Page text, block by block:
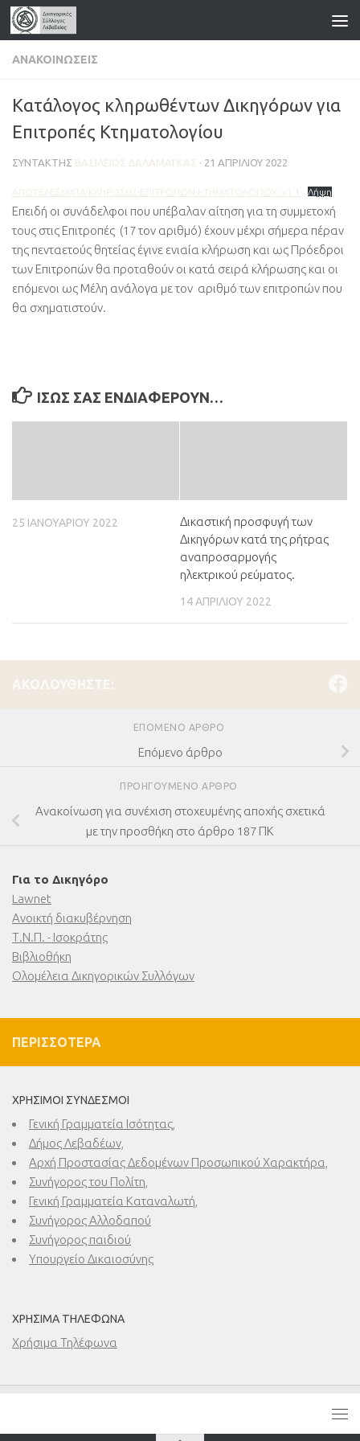
Skip to content
ΑΝΑΚΟΙΝΏΣΕΙΣ
Κατάλογος κληρωθέντων Δικηγόρων για
Επιτροπές Κτηματολογίου
ΣΥΝΤΆΚΤΗΣ ΒΑΣΊΛΕΙΟΣ ΔΑΛΑΜΆΓΚΑΣ · 21 ΑΠΡΙΛΊΟΥ 2022
ΑΠΟΤΕΛΕΣΜΑΤΑ-ΚΛΗΡΩΣΗΣ-ΕΠΙΤΡΟΠΩΝ-ΚΤΗΜΑΤΟΛΟΓΙΟΥ_v1.1 Λήψη
Επειδή οι συνάδελφοι που υπέβαλαν αίτηση για τη συμμετοχή
τους στις Επιτροπές (17 τον αριθμό) έχουν μέχρι σήμερα πέραν
της πενταετούς θητείας έγινε ενιαία κλήρωση και ως Πρόεδροι
των Επιτροπών θα προταθούν οι κατά σειρά κλήρωσης και οι
επόμενοι ως Μέλη ανάλογα με τον αριθμό των επιτροπών που
θα σχηματιστούν.
ΊΣΩΣ ΣΑΣ ΕΝΔΙΑΦΈΡΟΥΝ…
25 ΙΑΝΟΥΑΡΊΟΥ 2022
Δικαστική προσφυγή των
Δικηγόρων κατά της ρήτρας
αναπροσαρμογής
ηλεκτρικού ρεύματος.
14 ΑΠΡΙΛΊΟΥ 2022
ΑΚΟΛΟΥΘΉΣΤΕ:
ΕΠΌΜΕΝΟ ΆΡΘΡΟ
Επόμενο άρθρο
ΠΡΟΗΓΟΎΜΕΝΟ ΆΡΘΡΟ
Ανακοίνωση για συνέχιση στοχευμένης αποχής σχετικά
με την προσθήκη στο άρθρο 187 ΠΚ
Για το Δικηγόρο
Lawnet
Ανοικτή διακυβέρνηση
Τ.Ν.Π. - Ισοκράτης
Βιβλιοθήκη
Ολομέλεια Δικηγορικών Συλλόγων
ΠΕΡΙΣΣΌΤΕΡΑ
ΧΡΉΣΙΜΟΙ ΣΎΝΔΕΣΜΟΙ
Γενική Γραμματεία Ισότητας,
Δήμος Λεβαδέων,
Αρχή Προστασίας Δεδομένων Προσωπικού Χαρακτήρα,
Συνήγορος του Πολίτη,
Γενική Γραμματεία Καταναλωτή,
Συνήγορος Αλλοδαπού
Συνήγορος παιδιού
Υπουργείο Δικαιοσύνης
ΧΡΉΣΙΜΑ ΤΗΛΈΦΩΝΑ
Χρήσιμα Τηλέφωνα